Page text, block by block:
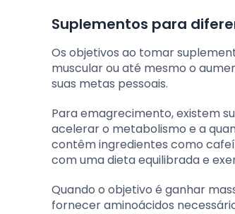
Suplementos para
Os objetivos ao tomar
muscular ou até mesmo o
suas metas pessoais.
Para emagrecimento, existem
acelerar o metabolismo e a
contêm ingredientes como
com uma dieta equilibrada e
Quando o objetivo é ganhar
fornecer aminoácidos